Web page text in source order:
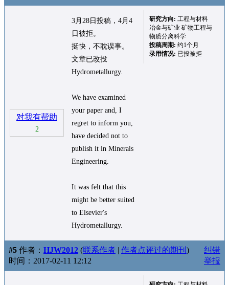
对我有帮助
2
3月28日投稿，4月4
日被拒。
挺快，不耽误事。
文章已改投
Hydrometallurgy.
We have examined
your paper and, I
regret to inform you,
have decided not to
publish it in Minerals
Engineering.
It was felt that this
might be better suited
to Elsevier's
Hydrometallurgy.
研究方向: 工程与材料
冶金与矿业 矿物工程与
物质分离科学
投稿周期: 约1个月
录用情况: 已投被拒
#5 作者： HJW2012 (联系作者 | 作者点评过的期刊 )
时间：2017-02-11 12:12
纠错
举报